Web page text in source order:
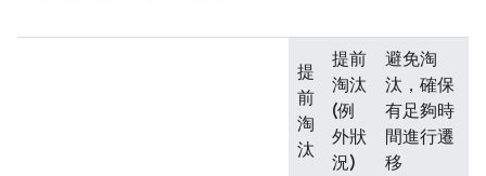
提
前
淘
汰
提前
淘汰
(例
外狀
況)
避免淘
汰，確保
有足夠時
間進行遷
移